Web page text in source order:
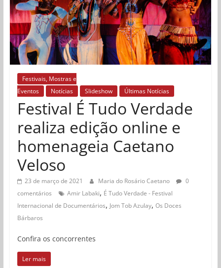
Festivais, Mostras e
Eventos
Notícias Slideshow Últimas Notícias
Festival É Tudo Verdade
realiza edição online e
homenageia Caetano
Veloso
23 de março de 2021 Maria do Rosário Caetano
0
comentários
Amir Labaki, É Tudo Verdade - Festival
Internacional de Documentários, Jom Tob Azulay, Os Doces
Bárbaros
Confira os concorrentes
Ler mais